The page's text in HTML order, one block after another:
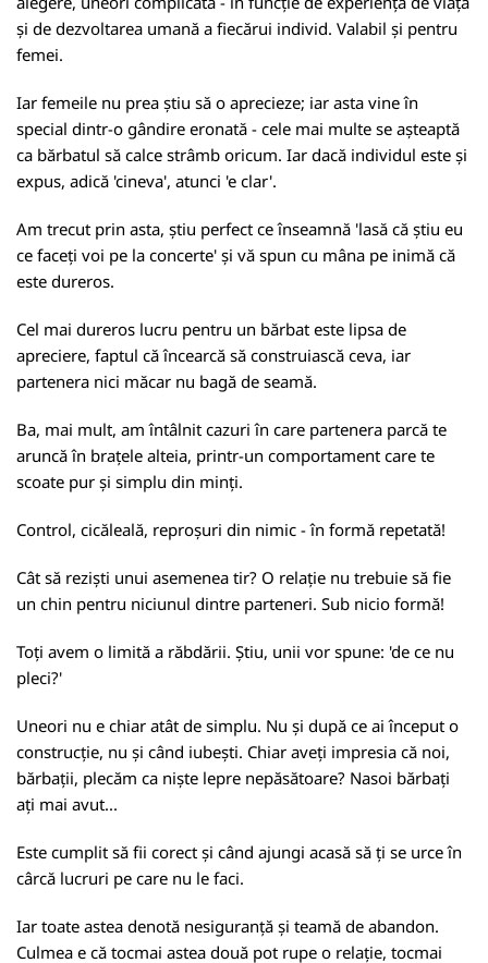
și de dezvoltarea umană a fiecărui individ. Valabil și pentru
femei.
Iar femeile nu prea știu să o aprecieze; iar asta vine în
special dintr-o gândire eronată - cele mai multe se așteaptă
ca bărbatul să calce strâmb oricum. Iar dacă individul este și
expus, adică 'cineva', atunci 'e clar'.
Am trecut prin asta, știu perfect ce înseamnă 'lasă că știu eu
ce faceți voi pe la concerte' și vă spun cu mâna pe inimă că
este dureros.
Cel mai dureros lucru pentru un bărbat este lipsa de
apreciere, faptul că încearcă să construiască ceva, iar
partenera nici măcar nu bagă de seamă.
Ba, mai mult, am întâlnit cazuri în care partenera parcă te
aruncă în brațele alteia, printr-un comportament care te
scoate pur și simplu din minți.
Control, cicăleală, reproșuri din nimic - în formă repetată!
Cât să reziști unui asemenea tir? O relație nu trebuie să fie
un chin pentru niciunul dintre parteneri. Sub nicio formă!
Toți avem o limită a răbdării. Știu, unii vor spune: 'de ce nu
pleci?'
Uneori nu e chiar atât de simplu. Nu și după ce ai început o
construcție, nu și când iubești. Chiar aveți impresia că noi,
bărbații, plecăm ca niște lepre nepăsătoare? Nasoi bărbați
ați mai avut...
Este cumplit să fii corect și când ajungi acasă să ți se urce în
cârcă lucruri pe care nu le faci.
Iar toate astea denotă nesiguranță și teamă de abandon.
Culmea e că tocmai astea două pot rupe o relație, tocmai